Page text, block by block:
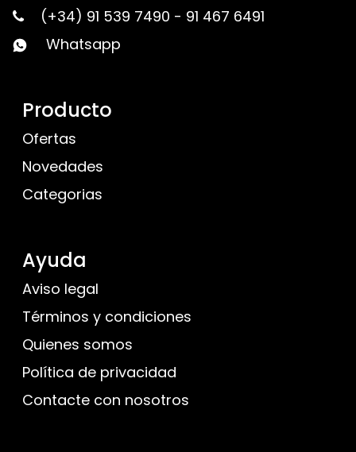
(+34) 91 539 7490 - 91 467 6491
Whatsapp
Producto
Ofertas
Novedades
Categorias
Ayuda
Aviso legal
Términos y condiciones
Quienes somos
Política de privacidad
Contacte con nosotros